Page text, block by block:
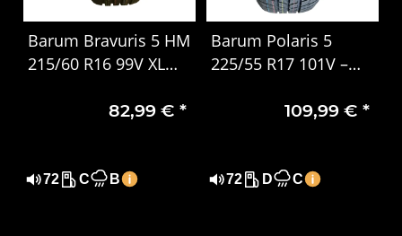
Barum Bravuris 5 HM
215/60 R16 99V XL
Load, DOT 1724
82,99 € *
72 C B
Barum Polaris 5
225/55 R17 101V –
109,99 €*
72 D C